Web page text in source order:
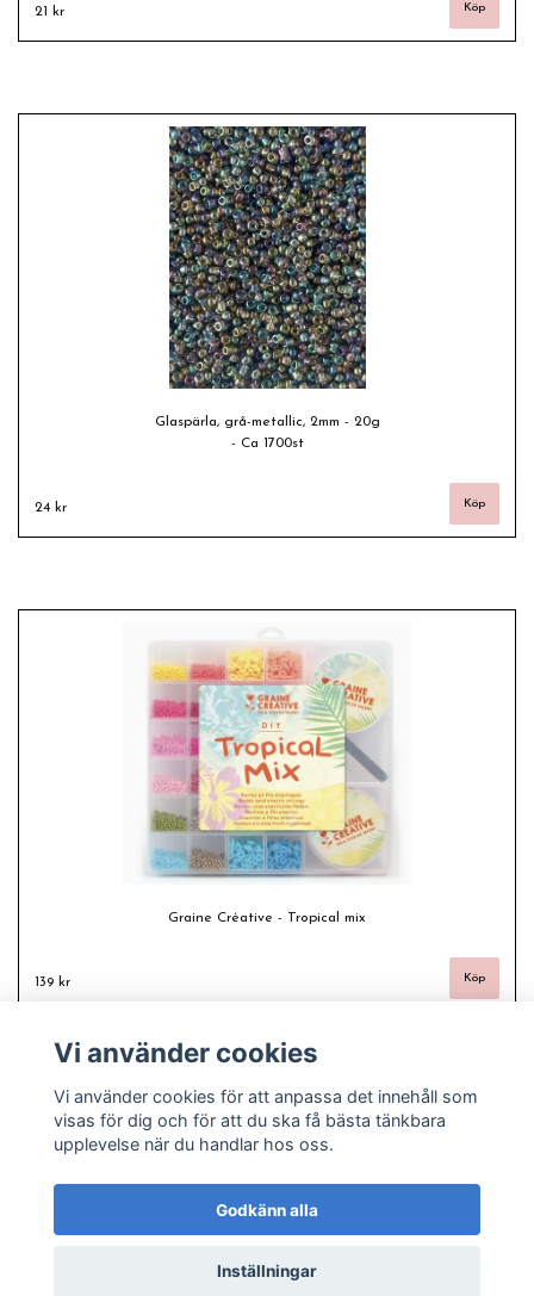
21 kr
Glaspärla, grå-metallic, 2mm - 20g
- Ca 1700st
24 kr
Graine Créative - Tropical mix
139 kr
© Copyright 2026 Freas fashion - Plussize, pyssel och pärlor
Vi använder cookies
Vi använder cookies för att anpassa det innehåll som
visas för dig och för att du ska få bästa tänkbara
upplevelse när du handlar hos oss.
Godkänn alla
Inställningar